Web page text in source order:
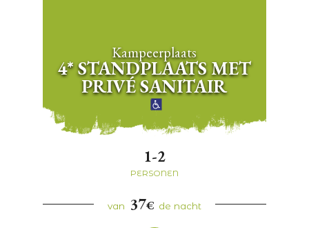
Kampeerplaats
4* STANDPLAATS MET
PRIVÉ SANITAIR
1-2
PERSONEN
van 37€ de nacht